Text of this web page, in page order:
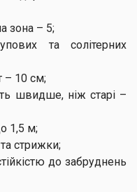
зона – 5;
та солітерних
– 10 см;
швидше, ніж старі –
1,5 м;
стрижки;
до забруднень